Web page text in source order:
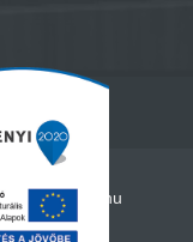
www.vadna.hu